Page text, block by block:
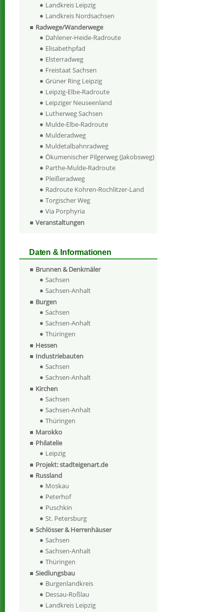
Landkreis Leipzig
Landkreis Nordsachsen
Radwege/Wanderwege
Dahlener-Heide-Radroute
Elisabethpfad
Elsterradweg
Freistaat Sachsen
Grüner Ring Leipzig
Leipzig-Elbe-Radroute
Leipziger Neuseenland
Lutherweg Sachsen
Mulde-Elbe-Radroute
Mulderadweg
Muldetalbahnradweg
Ökumenischer Pilgerweg (Jakobsweg)
Parthe-Mulde-Radroute
Pleißeradweg
Radroute Kohren-Rochlitzer-Land
Torgischer Weg
Via Porphyria
Veranstaltungen
Daten & Informationen
Brunnen & Denkmäler
Sachsen
Sachsen-Anhalt
Burgen
Sachsen
Sachsen-Anhalt
Thüringen
Hessen
Industriebauten
Sachsen
Sachsen-Anhalt
Kirchen
Sachsen
Sachsen-Anhalt
Thüringen
Marokko
Philatelie
Leipzig
Projekt: stadteigenart.de
Russland
Moskau
Peterhof
Puschkin
St. Petersburg
Schlösser & Herrenhäuser
Sachsen
Sachsen-Anhalt
Thüringen
Siedlungsbau
Burgenlandkreis
Dessau-Roßlau
Landkreis Leipzig